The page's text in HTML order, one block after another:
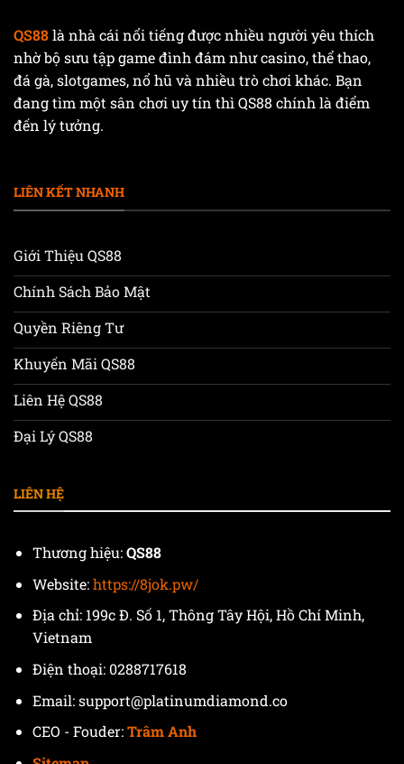
QS88là nhà cái nổi tiếng được nhiều người yêu thích
nhờ bộ sưu tập game đình đám như casino, thể thao,
đá gà, slotgames, nổ hũ và nhiều trò chơi khác. Bạn
đang tìm một sân chơi uy tín thì QS88 chính là điểm
đến lý tưởng.
LIÊN KẾT NHANH
Giới Thiệu QS88
Chính Sách Bảo Mật
Quyền Riêng Tư
Khuyến Mãi QS88
Liên Hệ QS88
Đại Lý QS88
LIÊN HỆ
Thương hiệu:QS88
Website:https://8jok.pw/
Địa chỉ: 199c Đ. Số 1, Thông Tây Hội, Hồ Chí Minh,
Vietnam
Điện thoại: 0288717618
Email:support@platinumdiamond.co
CEO - Fouder:Trâm Anh